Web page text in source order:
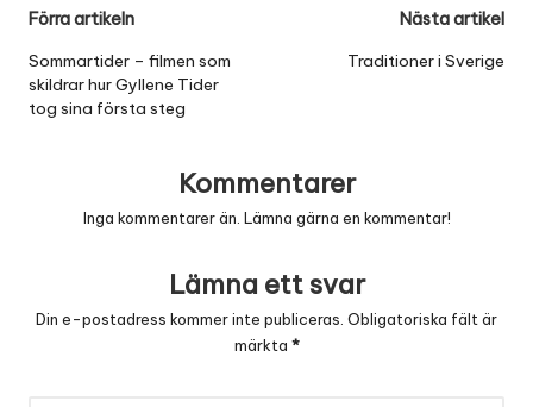
Post
navigation
Förra artikeln
Sommartider – filmen som
skildrar hur Gyllene Tider
tog sina första steg
Nästa artikel
Traditioner i Sverige
Kommentarer
Inga kommentarer än. Lämna gärna en kommentar!
Lämna ett svar
Din e-postadress kommer inte publiceras. Obligatoriska fält är
märkta *